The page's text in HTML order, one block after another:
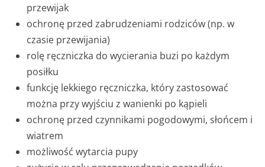
przewijak
ochronę przed zabrudzeniami rodziców (np. w
czasie przewijania)
rolę ręczniczka do wycierania buzi po każdym
posiłku
funkcję lekkiego ręczniczka, który zastosować
można przy wyjściu z wanienki po kąpieli
ochronę przed czynnikami pogodowymi, słońcem i
wiatrem
możliwość wytarcia pupy